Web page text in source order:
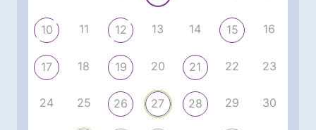
10 11 12 13 14 15 16
17 18 19 20 21 22 23
24 25 26 27 28 29 30